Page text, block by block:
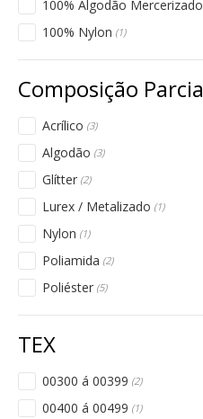
100% Algodão Mercerizado
100% Nylon (1)
Acrílico (3)
Algodão (3)
Glítter (2)
Lurex / Metalizado (1)
Nylon (1)
Poliamida (2)
Poliéster (5)
00300 á 00399 (2)
00400 á 00499 (1)